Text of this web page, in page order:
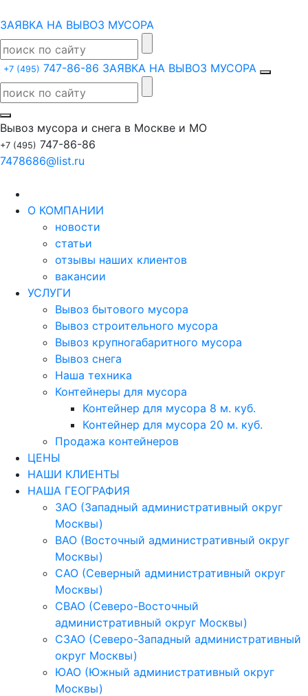
ЗАЯВКА НА ВЫВОЗ МУСОРА
+7 (495) 747-86-86 ЗАЯВКА НА ВЫВОЗ МУСОРА
Вывоз мусора и снега в Москве и МО
+7 (495) 747-86-86
7478686@list.ru
О КОМПАНИИ
новости
статьи
отзывы наших клиентов
вакансии
УСЛУГИ
Вывоз бытового мусора
Вывоз строительного мусора
Вывоз крупногабаритного мусора
Вывоз снега
Наша техника
Контейнеры для мусора
Контейнер для мусора 8 м. куб.
Контейнер для мусора 20 м. куб.
Продажа контейнеров
ЦЕНЫ
НАШИ КЛИЕНТЫ
НАША ГЕОГРАФИЯ
ЗАО (Западный административный округ
Москвы)
ВАО (Восточный административный округ
Москвы)
САО (Северный административный округ
Москвы)
СВАО (Северо-Восточный
административный округ Москвы)
СЗАО (Северо-Западный административный
округ Москвы)
ЮАО (Южный административный округ
Москвы)